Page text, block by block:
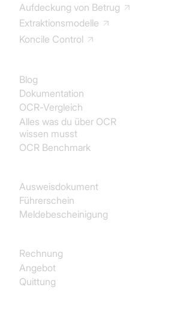
Aufdeckung von Betrug
Extraktionsmodelle
Koncile Control
Blog
Dokumentation
OCR-Vergleich
Alles was du über OCR
wissen musst
OCR Benchmark
Ausweisdokument
Führerschein
Meldebescheinigung
Rechnung
Angebot
Quittung